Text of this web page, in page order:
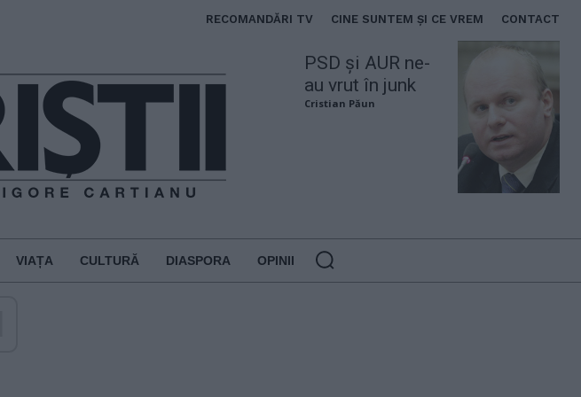
RECOMANDĂRI TV CINE SUNTEM ȘI CE VREM CONTACT
PSD și AUR ne-
au vrut în junk
Cristian Păun
VIAȚA CULTURĂ DIASPORA OPINII